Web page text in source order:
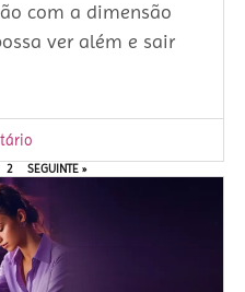
com a dimensão
ver além e sair
2 SEGUINTE »